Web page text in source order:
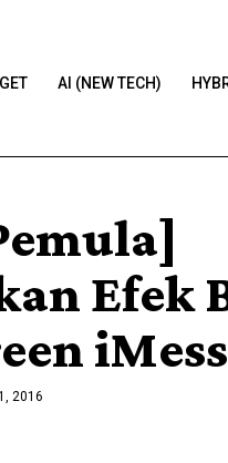
AI (NEW TECH)
Efek
2016